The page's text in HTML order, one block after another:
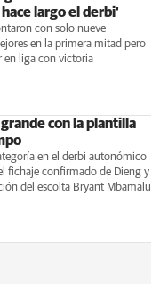
largo el derbi'
con solo nueve
en la primera mitad pero
en liga con victoria
con la plantilla
en el derbi autonómico
fichaje confirmado de Dieng y
del escolta Bryant Mbamalu